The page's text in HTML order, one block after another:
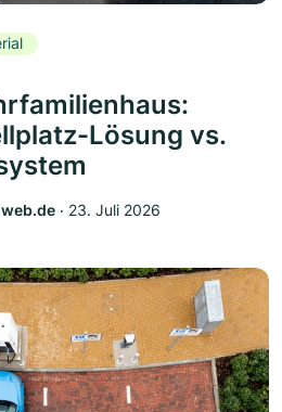
Lösung vs.
‧ 23. Juli 2026